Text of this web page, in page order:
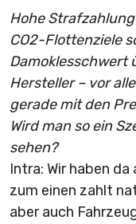
Hohe
CO2-Flottenziele
Damoklesschwert
Hersteller – vor
gerade mit den
Wird man so ein
sehen?
Intra: Wir haben
zum einen zahlt
aber auch